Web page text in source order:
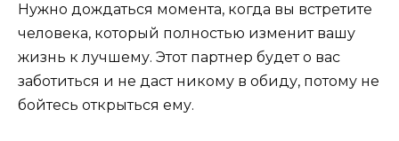
Нужно дождаться момента, когда вы встретите
человека, который полностью изменит вашу
жизнь к лучшему. Этот партнер будет о вас
заботиться и не даст никому в обиду, потому не
бойтесь открыться ему.